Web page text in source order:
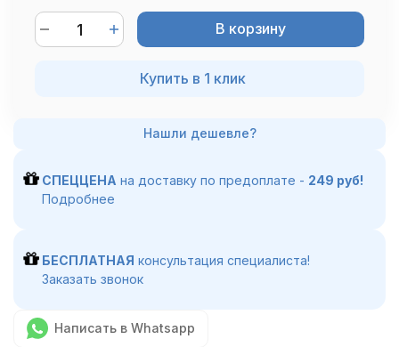
В корзину
Купить в 1 клик
СПЕЦЦЕНА на доставку по предоплате - 249 руб!
Подробнее
БЕСПЛАТНАЯ консультация специалиста!
Заказать звонок
Написать в Whatsapp